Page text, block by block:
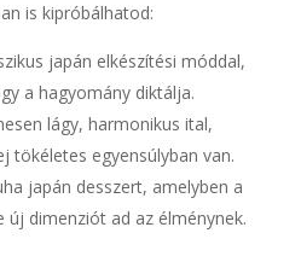
is kipróbálhatod:
japán elkészítési móddal,
a hagyomány diktálja.
lágy, harmonikus ital,
tökéletes egyensúlyban van.
japán desszert, amelyben a
új dimenziót ad az élménynek.